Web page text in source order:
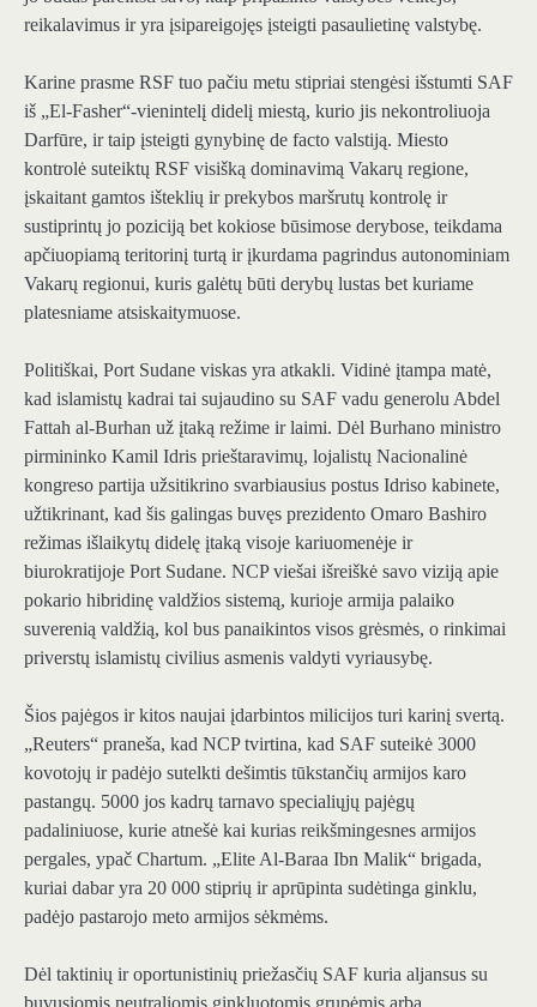
reikalavimus ir yra įsipareigojęs įsteigti pasaulietinę valstybę.
Karine prasme RSF tuo pačiu metu stipriai stengėsi išstumti SAF
iš „El-Fasher“-vienintelį didelį miestą, kurio jis nekontroliuoja
Darfūre, ir taip įsteigti gynybinę de facto valstiją. Miesto
kontrolė suteiktų RSF visišką dominavimą Vakarų regione,
įskaitant gamtos išteklių ir prekybos maršrutų kontrolę ir
sustiprintų jo poziciją bet kokiose būsimose derybose, teikdama
apčiuopiamą teritorinį turtą ir įkurdama pagrindus autonominiam
Vakarų regionui, kuris galėtų būti derybų lustas bet kuriame
platesniame atsiskaitymuose.
Politiškai, Port Sudane viskas yra atkakli. Vidinė įtampa matė,
kad islamistų kadrai tai sujaudino su SAF vadu generolu Abdel
Fattah al-Burhan už įtaką režime ir laimi. Dėl Burhano ministro
pirmininko Kamil Idris prieštaravimų, lojalistų Nacionalinė
kongreso partija užsitikrino svarbiausius postus Idriso kabinete,
užtikrinant, kad šis galingas buvęs prezidento Omaro Bashiro
režimas išlaikytų didelę įtaką visoje kariuomenėje ir
biurokratijoje Port Sudane. NCP viešai išreiškė savo viziją apie
pokario hibridinę valdžios sistemą, kurioje armija palaiko
suverenią valdžią, kol bus panaikintos visos grėsmės, o rinkimai
priverstų islamistų civilius asmenis valdyti vyriausybę.
Šios pajėgos ir kitos naujai įdarbintos milicijos turi karinį svertą.
„Reuters“ praneša, kad NCP tvirtina, kad SAF suteikė 3000
kovotojų ir padėjo sutelkti dešimtis tūkstančių armijos karo
pastangų. 5000 jos kadrų tarnavo specialiųjų pajėgų
padaliniuose, kurie atnešė kai kurias reikšmingesnes armijos
pergales, ypač Chartum. „Elite Al-Baraa Ibn Malik“ brigada,
kuriai dabar yra 20 000 stiprių ir aprūpinta sudėtinga ginklu,
padėjo pastarojo meto armijos sėkmėms.
Dėl taktinių ir oportunistinių priežasčių SAF kuria aljansus su